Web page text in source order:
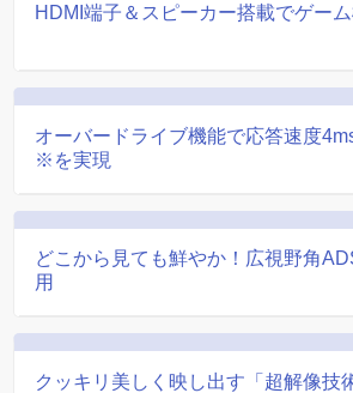
HDMI端子＆スピーカー搭載でゲーム
オーバードライブ機能で応答速度
※を実現
どこから見ても鮮やか！広視野角
用
クッキリ美しく映し出す「超解像技